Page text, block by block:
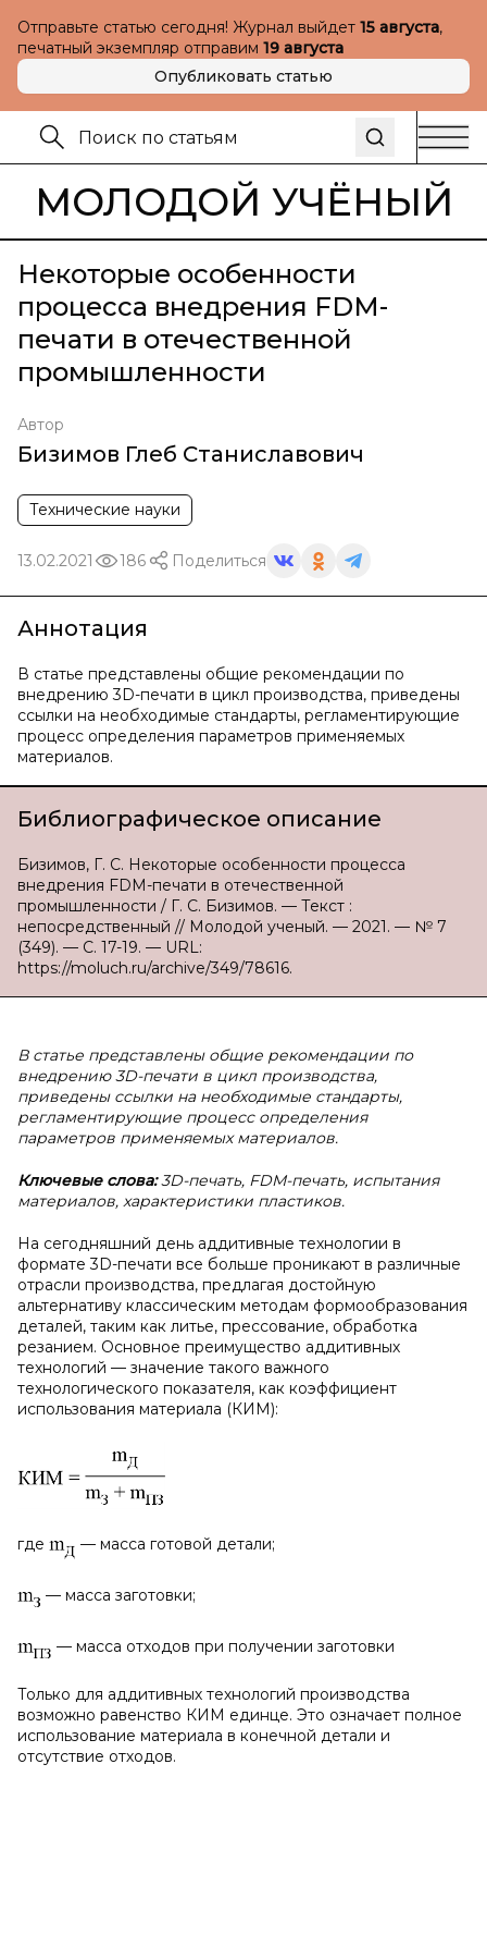
Отправьте статью сегодня! Журнал выйдет 15 августа,
печатный экземпляр отправим 19 августа
Опубликовать статью
МОЛОДОЙ УЧЁНЫЙ
Некоторые особенности
процесса внедрения FDM-
печати в отечественной
промышленности
Автор
Бизимов Глеб Станиславович
Технические науки
13.02.2021 186 Поделиться
Аннотация
В статье представлены общие рекомендации по
внедрению 3D-печати в цикл производства, приведены
ссылки на необходимые стандарты, регламентирующие
процесс определения параметров применяемых
материалов.
Библиографическое описание
Бизимов, Г. С. Некоторые особенности процесса
внедрения FDM-печати в отечественной
промышленности / Г. С. Бизимов. — Текст :
непосредственный // Молодой ученый. — 2021. — № 7
(349). — С. 17-19. — URL:
https://moluch.ru/archive/349/78616.
В статье представлены общие рекомендации по
внедрению 3D-печати в цикл производства,
приведены ссылки на необходимые стандарты,
регламентирующие процесс определения
параметров применяемых материалов.
Ключевые слова:3D-печать, FDM-печать, испытания
материалов, характеристики пластиков.
На сегодняшний день аддитивные технологии в
формате 3D-печати все больше проникают в различные
отрасли производства, предлагая достойную
альтернативу классическим методам формообразования
деталей, таким как литье, прессование, обработка
резанием. Основное преимущество аддитивных
технологий — значение такого важного
технологического показателя, как коэффициент
использования материала (КИМ):
где — масса готовой детали;
— масса заготовки;
— масса отходов при получении заготовки
Только для аддитивных технологий производства
возможно равенство КИМ единце. Это означает полное
использование материала в конечной детали и
отсутствие отходов.